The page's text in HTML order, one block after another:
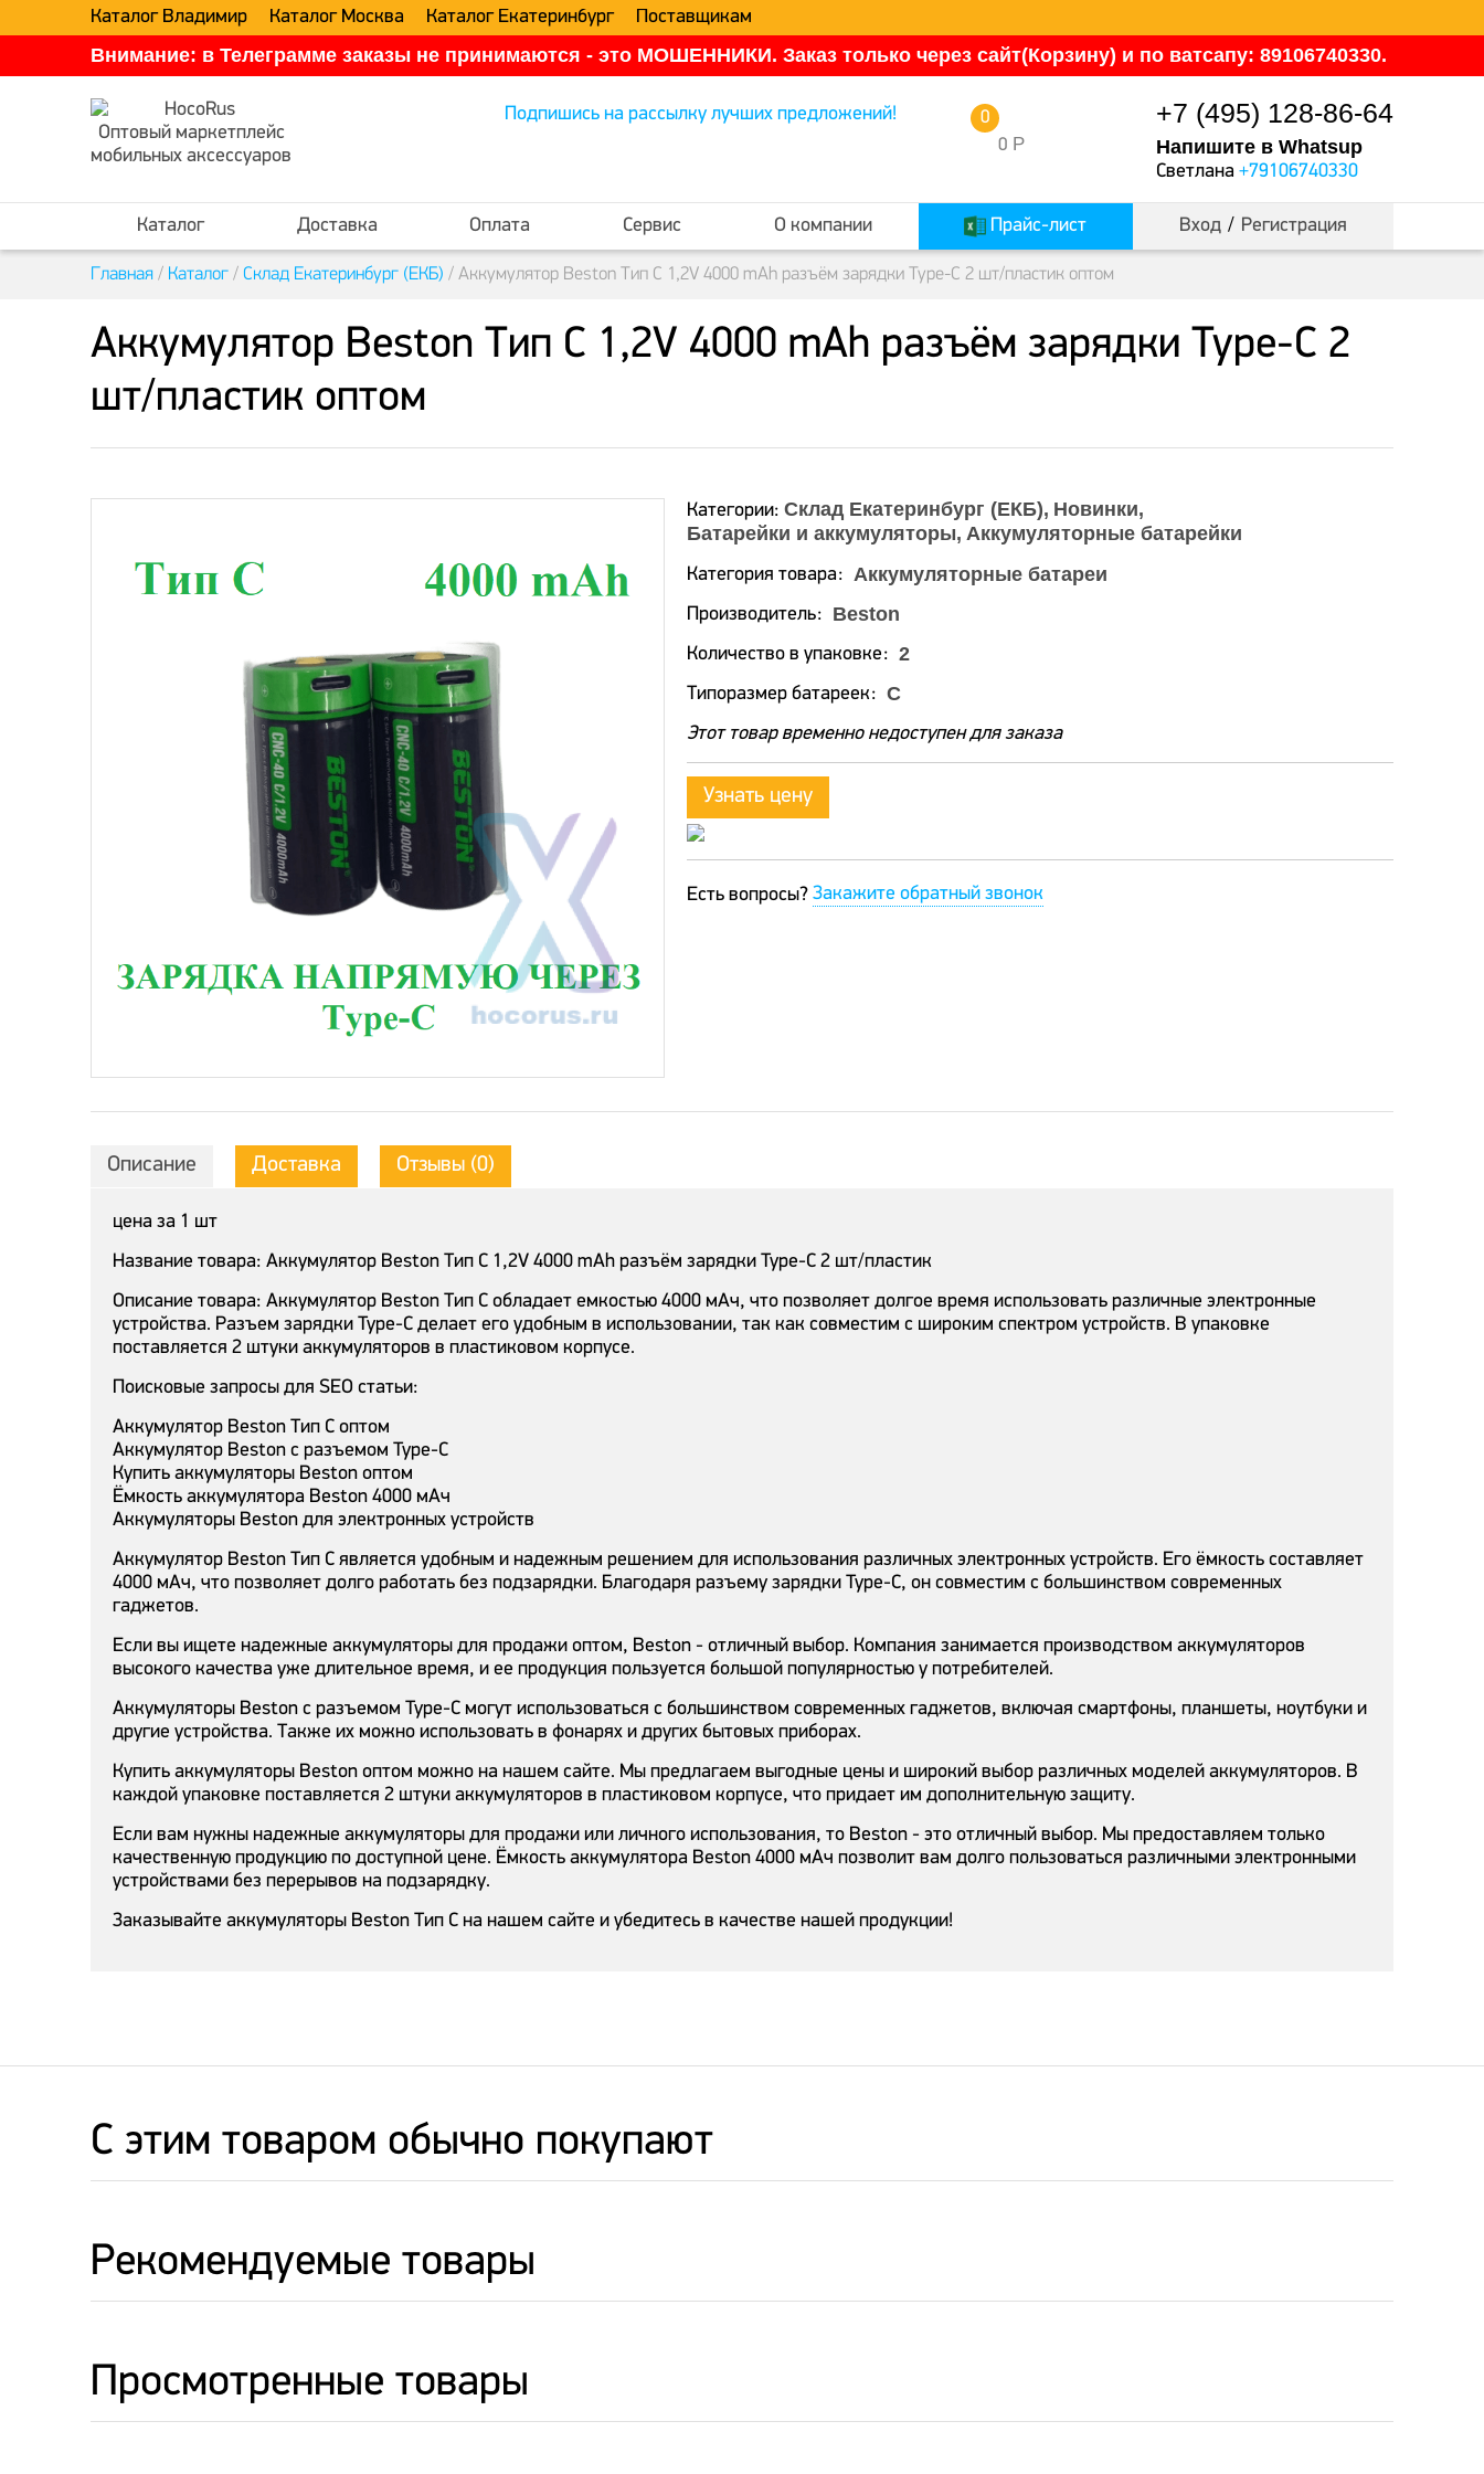
Каталог Владимир Каталог Москва Каталог Екатеринбург Поставщикам
Внимание: в Телеграмме заказы не принимаются - это МОШЕННИКИ. Заказ только через сайт(Корзину) и по ватсапу: 89106740330.
Оптовый маркетплейс
мобильных аксессуаров
Подпишись на рассылку лучших предложений!
0 Р
0 +7 (495) 128-86-64
Напишите в Whatsup
Светлана +79106740330
Каталог Доставка Оплата Сервис О компании Прайс-лист Вход / Регистрация
Главная / Каталог / Склад Екатеринбург (ЕКБ) / Аккумулятор Beston Тип C 1,2V 4000 mAh разъём зарядки Type-C 2 шт/пластик оптом
Аккумулятор Beston Тип C 1,2V 4000 mAh разъём зарядки Type-C 2
шт/пластик оптом
Категории: Склад Екатеринбург (ЕКБ) Новинки
Батарейки и аккумуляторы Аккумуляторные батарейки
Категория товара Аккумуляторные батареи
Производитель Beston
Количество в упаковке 2
Типоразмер батареек C
Этот товар временно недоступен для заказа
Узнать цену
Есть вопросы? Закажите обратный звонок
Описание Доставка Отзывы (0)
цена за 1 шт
Название товара: Аккумулятор Beston Тип C 1,2V 4000 mAh разъём зарядки Type-C 2 шт/пластик
Описание товара: Аккумулятор Beston Тип C обладает емкостью 4000 мАч, что позволяет долгое время использовать различные электронные
устройства. Разъем зарядки Type-C делает его удобным в использовании, так как совместим с широким спектром устройств. В упаковке
поставляется 2 штуки аккумуляторов в пластиковом корпусе.
Поисковые запросы для SEO статьи:
Аккумулятор Beston Тип C оптом
Аккумулятор Beston с разъемом Type-C
Купить аккумуляторы Beston оптом
Ёмкость аккумулятора Beston 4000 мАч
Аккумуляторы Beston для электронных устройств
Аккумулятор Beston Тип C является удобным и надежным решением для использования различных электронных устройств. Его ёмкость составляет
4000 мАч, что позволяет долго работать без подзарядки. Благодаря разъему зарядки Type-C, он совместим с большинством современных
гаджетов.
Если вы ищете надежные аккумуляторы для продажи оптом, Beston - отличный выбор. Компания занимается производством аккумуляторов
высокого качества уже длительное время, и ее продукция пользуется большой популярностью у потребителей.
Аккумуляторы Beston с разъемом Type-C могут использоваться с большинством современных гаджетов, включая смартфоны, планшеты, ноутбуки и
другие устройства. Также их можно использовать в фонарях и других бытовых приборах.
Купить аккумуляторы Beston оптом можно на нашем сайте. Мы предлагаем выгодные цены и широкий выбор различных моделей аккумуляторов. В
каждой упаковке поставляется 2 штуки аккумуляторов в пластиковом корпусе, что придает им дополнительную защиту.
Если вам нужны надежные аккумуляторы для продажи или личного использования, то Beston - это отличный выбор. Мы предоставляем только
качественную продукцию по доступной цене. Ёмкость аккумулятора Beston 4000 мАч позволит вам долго пользоваться различными электронными
устройствами без перерывов на подзарядку.
Заказывайте аккумуляторы Beston Тип C на нашем сайте и убедитесь в качестве нашей продукции!
C этим товаром обычно покупают
Рекомендуемые товары
Просмотренные товары